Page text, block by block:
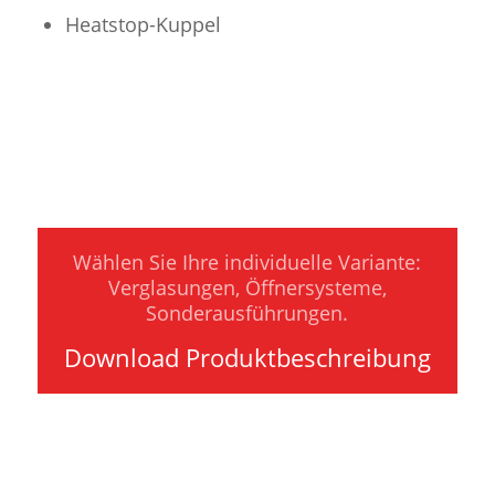
Heatstop-Kuppel
Wählen Sie Ihre individuelle Variante:
Verglasungen, Öffnersysteme,
Sonderausführungen.
Download Produktbeschreibung